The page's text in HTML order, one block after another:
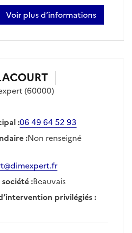
Voir plus d’informations
sur miguel dassonneville
(60000)
:06 49 64 52 93
:Non renseigné
:Beauvais
privilégiés: